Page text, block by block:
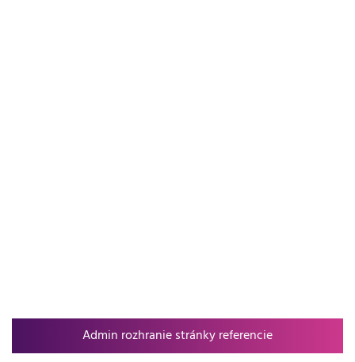
Admin rozhranie stránky referencie